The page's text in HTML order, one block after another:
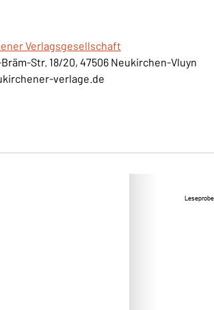
Verlagsgesellschaft
Str. 18/20, 47506 Neukirchen-Vluyn
verlage.de